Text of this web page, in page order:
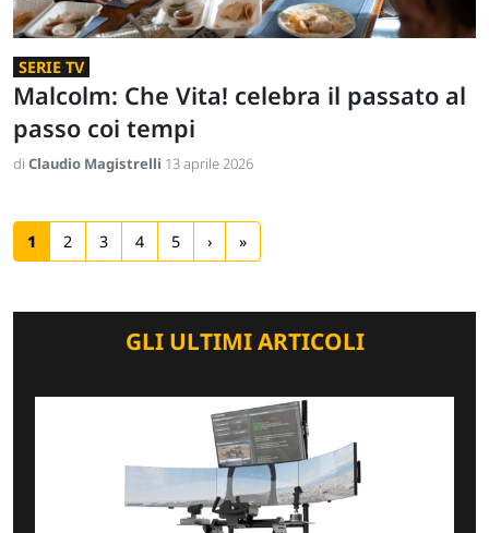
SERIE TV
Malcolm: Che Vita! celebra il passato al
passo coi tempi
di Claudio Magistrelli 13 aprile 2026
1 2 3 4 5 › »
GLI ULTIMI ARTICOLI